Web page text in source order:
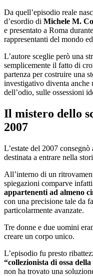
Da quell’episodio reale
d’esordio di Michele M.
e presentato a Roma
rappresentanti del mondo
L’autore sceglie però una
semplicemente il fatto di
partenza per costruire una
investigativo diventa anche
dell’odio, sulle ossessioni
Il mistero dello
2007
L’estate del 2007
destinata a entrare nella
All’interno di un
spiegazioni comparve
appartenenti ad almeno
con una precisione tale da
particolarmente avanzate.
Tre donne e due uomini
creare un corpo unico.
L’episodio fu presto
“collezionista di ossa
non ha trovato una